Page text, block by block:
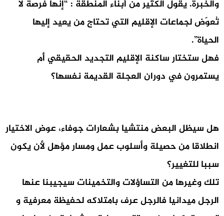
والخبرة. يقول الكثير من أبناء المنطقة : “إنها فرصة لا
تُعوّض لجماعات الإقليم التي تحتاج من يعيد إليها
الحياة”.
فهل ستختار ساكنة الإقليم التجديد الحقيقي أم
يستمرون في دوران العجلة القديمة نفسها؟
هل سيظل البعض منتشيا بشعارات جوفاء، عوض الاختيار
انطلاقا من حصيلة وأسلوب عمل ومسار مؤهل لأن يكون
سببا للتغيير؟
تلك وغيرها من التساؤلات والتخمينات سيجيبنا عنها
الرجل ميدانيا فالرجل عرف بامتلاكه لحفيظة معرفية و